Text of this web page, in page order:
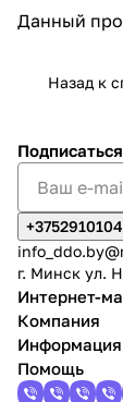
Данный
Назад к
Подписаться
г. Минск ул.
Интернет-
Компания
Информация
Помощь